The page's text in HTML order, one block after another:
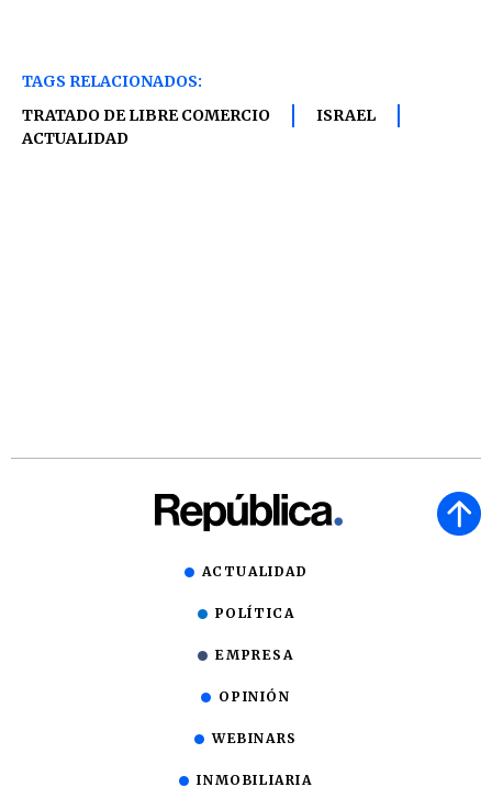
TAGS RELACIONADOS:
TRATADO DE LIBRE COMERCIO
ISRAEL
ACTUALIDAD
ACTUALIDAD
POLÍTICA
EMPRESA
OPINIÓN
WEBINARS
INMOBILIARIA